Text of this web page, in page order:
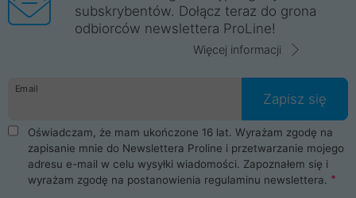
legalnie i płacimy podatki w naszym kraju! Posiadamy siedzibę
główną w Mirkowie oraz salony na terenie kraju. Cała
komunikacja ze sklepem komputerowym ProLine jest
danych osobowych. Dlatego zakup notebooka albo laptopa w
ProLine to czysta przyjemność i pełne bezpieczeństwo.
Zaopatrzysz się u nas w akcesoria i części komputerowe
takie jak procesory, karty graficzne, płyty główne, pamięci,
dyski SSD, M.2 oraz HDD. Nasi pracownicy pomogą Ci wybrać
najlepszy zasilacz komputerowy oraz obudowę do komputera.
Poza komputerami mamy również najlepsze na rynku
Smartfony takich producentów jak Xiaomi, Apple, Samsung i
subskrybentów. Dołącz teraz do grona
odbiorców newslettera ProLine!
Więcej informacji
Email
Zapisz się
Oświadczam, że mam ukończone 16 lat. Wyrażam zgodę na
zapisanie mnie do Newslettera Proline i przetwarzanie mojego
adresu e-mail w celu wysyłki wiadomości. Zapoznałem się i
wyrażam zgodę na postanowienia regulaminu newslettera.